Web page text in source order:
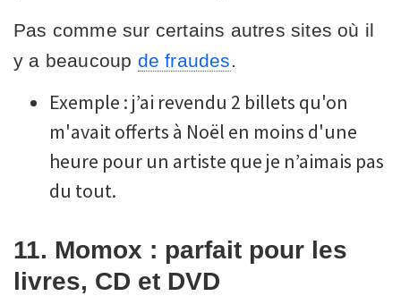
Pas comme sur certains autres sites où il
y a beaucoup de fraudes
Exemple : j’ai revendu 2 billets qu'on
m'avait offerts à Noël en moins d'une
heure pour un artiste que je n’aimais pas
du tout.
11. Momox : parfait pour les
livres, CD et DVD